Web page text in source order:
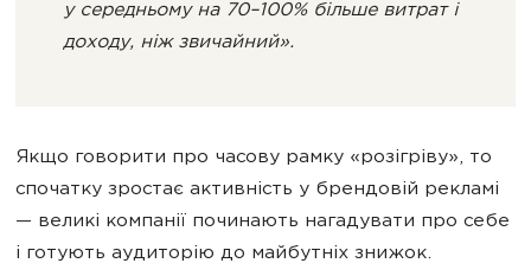
у середньому на 70–100% більше витрат і
доходу, ніж звичайний».
Якщо говорити про часову рамку «розігріву», то
спочатку зростає активність у брендовій рекламі
— великі компанії починають нагадувати про себе
і готують аудиторію до майбутніх знижок.